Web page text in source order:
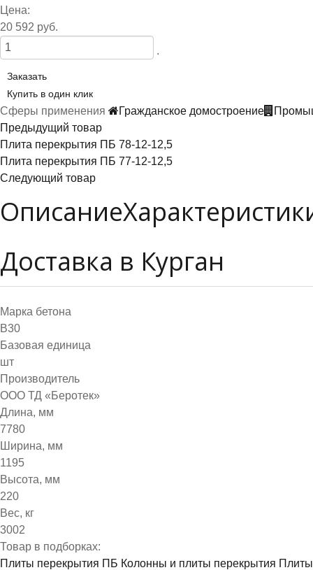
Цена:
20 592 руб.
.
Заказать
Купить в один клик
Сферы применения Гражданское домостроение
Предыдущий товар
Плита перекрытия ПБ 78-12-12,5
Плита перекрытия ПБ 77-12-12,5
Следующий товар
Описание
Доставка в Курган
Марка бетона
B30
Базовая единица
шт
Производитель
ООО ТД «Беротек»
Длина, мм
7780
Ширина, мм
1195
Высота, мм
220
Вес, кг
3002
Товар в подборках:
Плиты перекрытия ПБ Колонны и плиты перекрытия